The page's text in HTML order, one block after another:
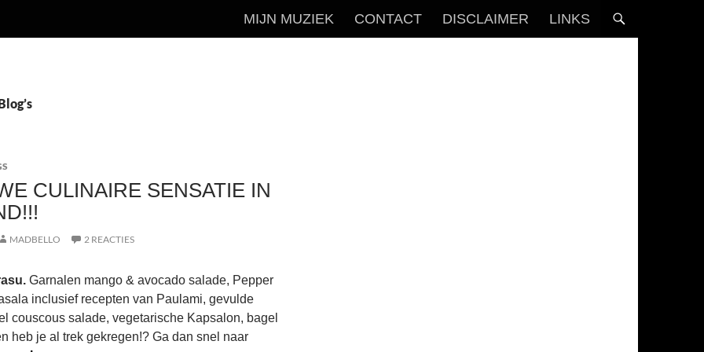
MIJN MUZIEK CONTACT DISCLAIMER LINKS
CULINAIRE SENSATIE IN
MADBELLO 2 REACTIES
Garnalen mango & avocado salade, Pepper
inclusief recepten van Paulami, gevulde
couscous salade, vegetarische Kapsalon, bagel
heb je al trek gekregen!? Ga dan snel naar